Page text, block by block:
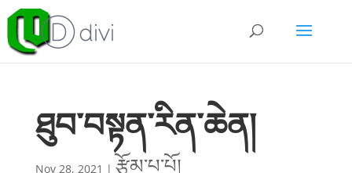
ཐུབ་བསྟན་རིན་ཆེན།
Nov 28, 2021 | རྩོམ་པ་པོ།